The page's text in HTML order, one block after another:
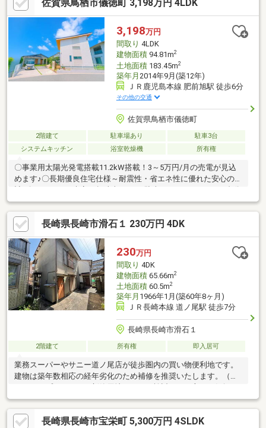
稚園 約500ｍ●長与南小学校 約900ｍ●長与第二中学校 約600
ｍ●長崎商業高校 約1.5km●長崎県立大学シーボルト校 約
1.0km●マックスバリュ長与店 約300ｍ●セブンイレブン長与まな
び野店 約700m●長与病院 約500m
佐賀県鳥栖市儀徳町 3,198万円 4LDK
3,198万円
間取り 4LDK
建物面積94.81m2
土地面積183.45m2
築年月 2014年9月(築12年)
ＪＲ鹿児島本線 肥前旭駅 徒歩6分
その他の交通
佐賀県鳥栖市儀徳町
2階建て 駐車場あり
駐車3台
システムキッチン
浴室乾燥機 所有権
〇事業用太陽光発電搭載11.2kW搭載！3～5万円/月の売電が見込
めます♪〇長期優良住宅仕様～耐震性・省エネ性に優れた安心の設
♪〇駅チカ×住みやすさ！肥前旭駅まで徒歩約6分のうれしい距離
感♪〇落ち着いた住環境でありながら、利便性の高い立地です♪
長崎県長崎市滑石１ 230万円 4DK
230万円
間取り 4DK
建物面積65.66m2
土地面積60.5m2
築年月 1966年1月(築60年8ヶ月)
ＪＲ長崎本線 道ノ尾駅 徒歩7分
長崎県長崎市滑石１
2階建て 所有権 即入居可
業務スーパーやサニー道ノ尾店が徒歩圏内の買い物便利地です。
建物は築年数相応の経年劣化のため補修を推奨いたします。（リ
ご相談ください。
長崎県長崎市宝栄町 5,300万円 4SLDK